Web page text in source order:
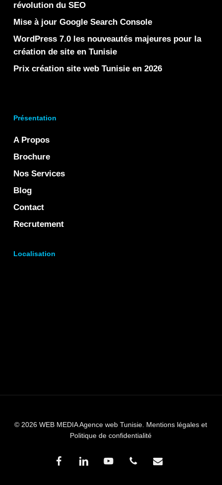
révolution du SEO
Mise à jour Google Search Console
WordPress 7.0 les nouveautés majeures pour la
création de site en Tunisie
Prix création site web Tunisie en 2026
Présentation
A Propos
Brochure
Nos Services
Blog
Contact
Recrutement
Localisation
© 2026 WEB MEDIA Agence web Tunisie. Mentions légales et
Politique de confidentialité
facebooklinkedin youtube phone email